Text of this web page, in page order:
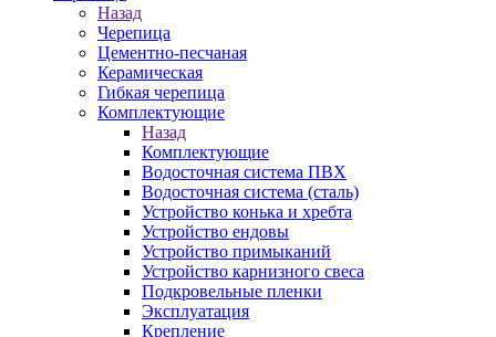
Назад
Черепица
Цементно-песчаная
Керамическая
Гибкая черепица
Комплектующие
Назад
Комплектующие
Водосточная система ПВХ
Водосточная система (сталь)
Устройство конька и хребта
Устройство ендовы
Устройство примыканий
Устройство карнизного свеса
Подкровельные пленки
Эксплуатация
Крепление